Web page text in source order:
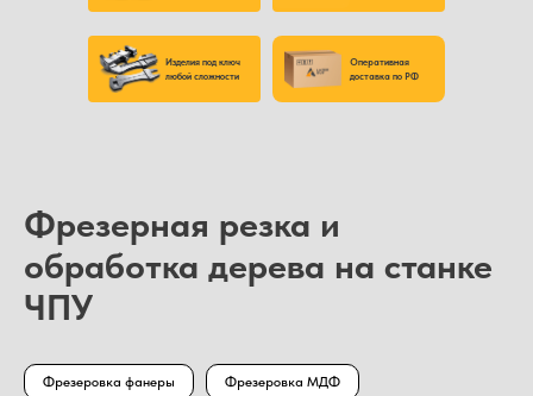
Оперативная
доставка по РФ
Изделия под ключ
любой сложности
Фрезерная резка и
обработка дерева на станке
ЧПУ
Фрезеровка фанеры Фрезеровка МДФ